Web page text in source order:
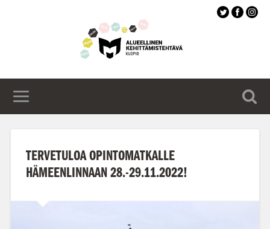
TERVETULOA OPINTOMATKALLE
HÄMEENLINNAAN 28.-29.11.2022!